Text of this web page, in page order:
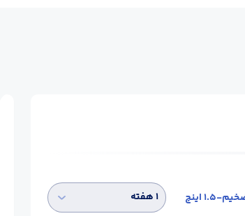
۱ هفته